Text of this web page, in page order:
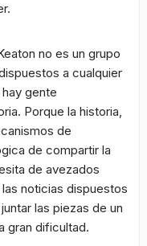
no es un grupo
a cualquier
gente
Porque la historia,
de
de compartir la
de avezados
noticias dispuestos
las piezas de un
gran dificultad.